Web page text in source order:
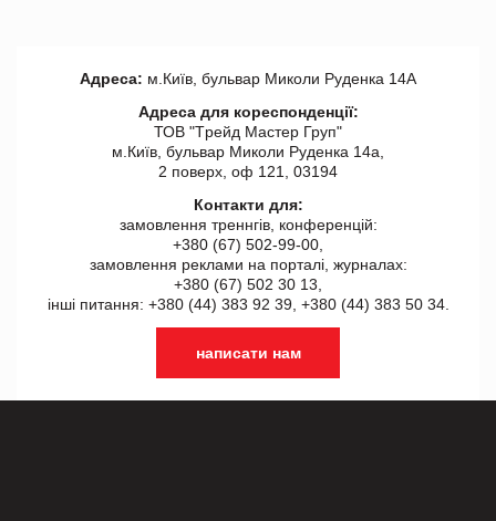
Адреса: м.Київ, бульвар Миколи Руденка 14А
Адреса для кореспонденції:
ТОВ "Tрейд Мастер Груп"
м.Київ, бульвар Миколи Руденка 14а,
2 поверх, оф 121, 03194
Контакти для:
замовлення треннгів, конференцій:
+380 (67) 502-99-00,
замовлення реклами на порталі, журналах:
+380 (67) 502 30 13,
інші питання: +380 (44) 383 92 39, +380 (44) 383 50 34.
написати нам